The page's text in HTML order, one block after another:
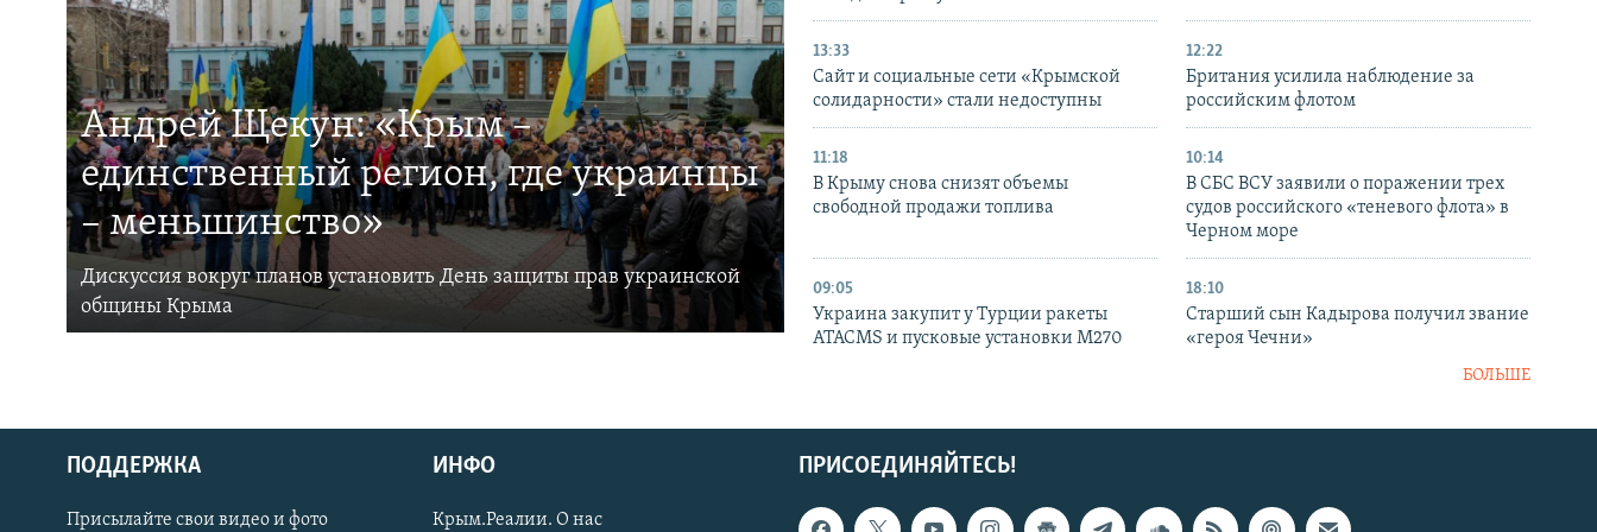
Українською
Андрей Щекун: «Крым –
единственный регион, где украинцы
– меньшинство»
Дискуссия вокруг планов установить День защиты прав украинской
общины Крыма
13:33
Сайт и социальные сети «Крымской
солидарности» стали недоступны
12:22
Британия усилила наблюдение за
российским флотом
11:18
В Крыму снова снизят объемы
свободной продажи топлива
10:14
В СБС ВСУ заявили о поражении трех
судов российского «теневого флота» в
Черном море
09:05
Украина закупит у Турции ракеты
ATACMS и пусковые установки M270
18:10
Старший сын Кадырова получил звание
«героя Чечни»
БОЛЬШЕ
ПРИСОЕДИНЯЙТЕСЬ!
ПОДДЕРЖКА
Присылайте свои видео и фото
ИНФО
Крым.Реалии. О нас